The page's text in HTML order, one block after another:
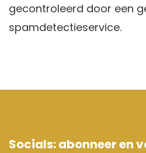
gecontroleerd door een
spamdetectieservice.
Socials: abonneer en